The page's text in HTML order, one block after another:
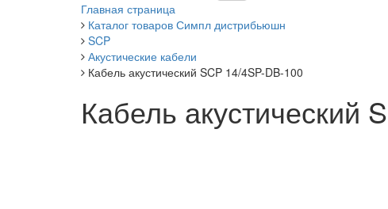
Главная страница
Каталог товаров Симпл дистрибьюшн
SCP
Акустические кабели
Кабель акустический SCP 14/4SP-DB-100
Кабель акустический